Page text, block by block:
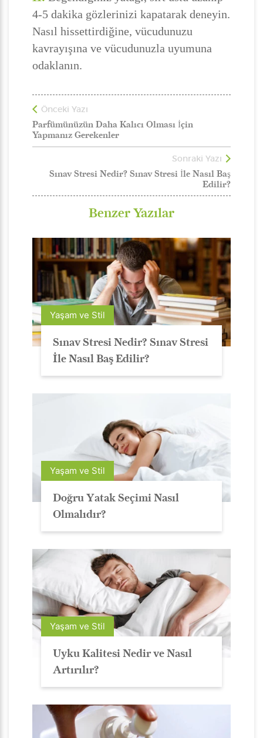
4-5 dakika gözlerinizi kapatarak deneyin.
Nasıl hissettirdiğine, vücudunuzu
kavrayışına ve vücudunuzla uyumuna
odaklanın.
Önceki Yazı
Parfümünüzün Daha Kalıcı Olması İçin
Yapmanız Gerekenler
Sonraki Yazı
Sınav Stresi Nedir? Sınav Stresi İle Nasıl Baş
Edilir?
Benzer Yazılar
Yaşam ve Stil
Sınav Stresi Nedir? Sınav Stresi
İle Nasıl Baş Edilir?
Yaşam ve Stil
Doğru Yatak Seçimi Nasıl
Olmalıdır?
Yaşam ve Stil
Uyku Kalitesi Nedir ve Nasıl
Artırılır?